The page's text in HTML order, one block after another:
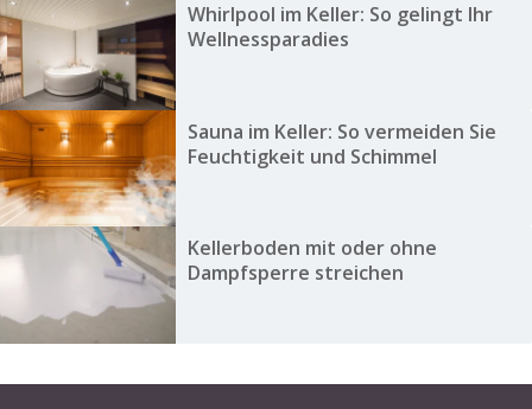
Whirlpool im Keller: So gelingt Ihr
Wellnessparadies
Sauna im Keller: So vermeiden Sie
Feuchtigkeit und Schimmel
Kellerboden mit oder ohne
Dampfsperre streichen